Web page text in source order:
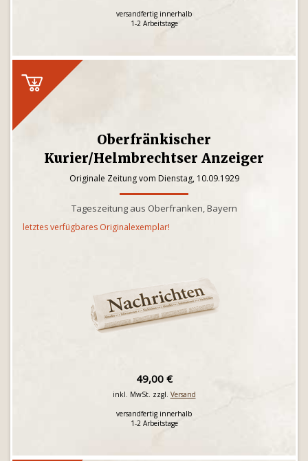
versandfertig innerhalb
1-2 Arbeitstage
Oberfränkischer
Kurier/Helmbrechtser Anzeiger
Originale Zeitung vom Dienstag, 10.09.1929
Tageszeitung aus Oberfranken, Bayern
letztes verfügbares Originalexemplar!
49,00 €
inkl. MwSt. zzgl. Versand
versandfertig innerhalb
1-2 Arbeitstage